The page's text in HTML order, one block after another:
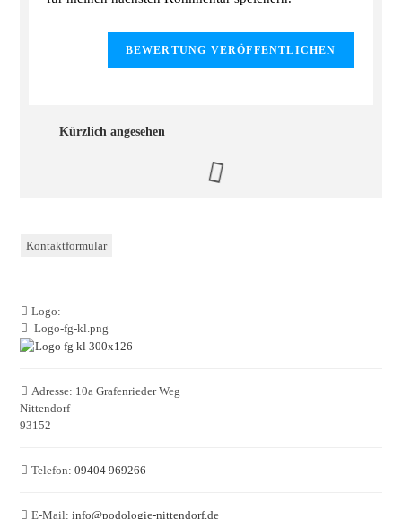
Kürzlich angesehen
Kontaktformular
Logo:
Logo-fg-kl.png
Adresse: 10a Grafenrieder Weg
Nittendorf
93152
Telefon: 09404 969266
E-Mail: info@podologie-nittendorf.de